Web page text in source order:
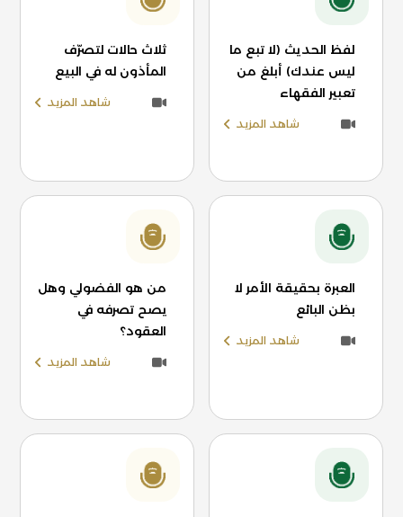
لفظ الحديث (لا تبع ما
ليس عندك) أبلغ من
تعبير الفقهاء
شاهد المزيد
ثلاث حالات لتصرّف
المأذون له في البيع
شاهد المزيد
العبرة بحقيقة الأمر لا
بظن البائع
شاهد المزيد
من هو الفضولي وهل
يصح تصرفه في
العقود؟
شاهد المزيد